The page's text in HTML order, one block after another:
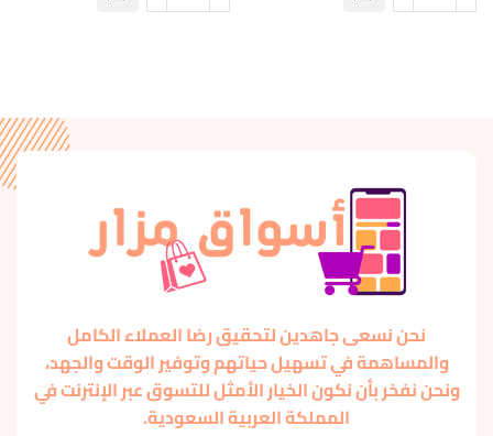
نحن نسعى جاهدين لتحقيق رضا العملاء الكامل
والمساهمة في تسهيل حياتهم وتوفير الوقت والجهد،
ونحن نفخر بأن نكون الخيار الأمثل للتسوق عبر الإنترنت في
المملكة العربية السعودية.